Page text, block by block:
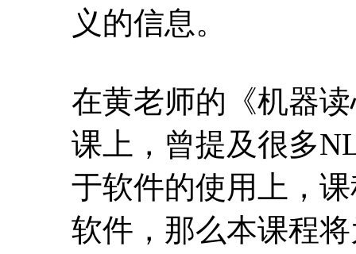
义的信息。
在黄老师的《机器
课上，曾提及很多
于软件的使用上，
软件，那么本课程